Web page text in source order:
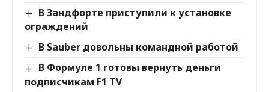
В Зандфорте приступили к установке
ограждений
В Sauber довольны командной работой
В Формуле 1 готовы вернуть деньги
подписчикам F1 TV